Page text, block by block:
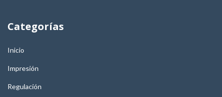
Categorías
Inicio
Impresión
Regulación